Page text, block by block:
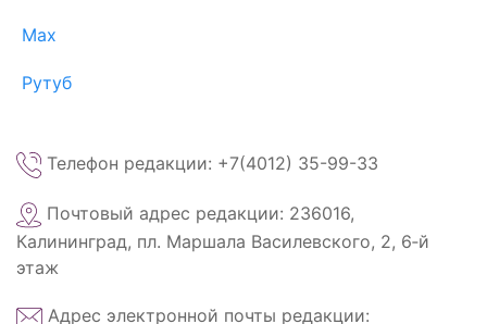
Max
Рутуб
Телефон редакции: +7(4012) 35-99-33
Почтовый адрес редакции: 236016,
Калининград, пл. Маршала Василевского, 2, 6‑й
этаж
Адрес электронной почты редакции: